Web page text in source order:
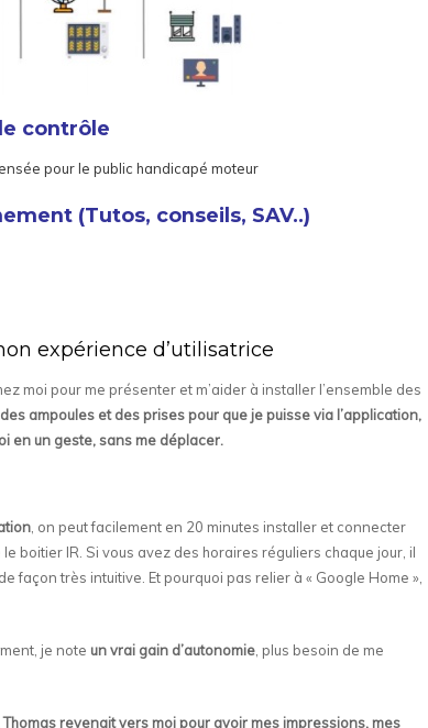
contrôle
pour le public handicapé moteur
(Tutos, conseils, SAV..)
expérience d’utilisatrice
moi pour me présenter et m’aider à installer l’ensemble des
ampoules et des prises pour que je puisse via l’application,
en un geste, sans me déplacer.
, on peut facilement en 20 minutes installer et connecter
boitier IR. Si vous avez des horaires réguliers chaque jour, il
façon très intuitive. Et pourquoi pas relier à « Google Home »,
je note un vrai gain d’autonomie , plus besoin de me
Thomas revenait vers moi pour avoir mes impressions, mes